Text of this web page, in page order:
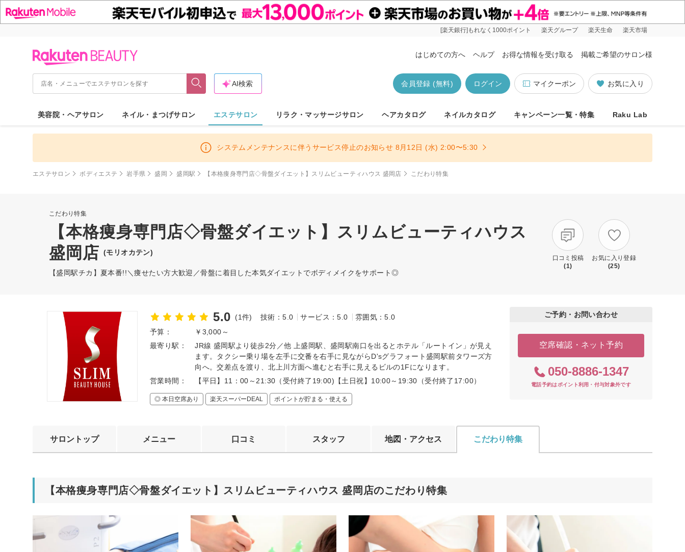
[楽天銀行]もれなく1000ポイント 楽天グループ 楽天生命 楽天市場
はじめての方へ ヘルプ お得な情報を受け取る 掲載ご希望のサロン様
お気に入り
マイクーポン
ログイン
会員登録 (無料)
AI検索
美容院・ヘアサロン ネイル・まつげサロン エステサロン リラク・マッサージサロン ヘアカタログ ネイルカタログ キャンペーン一覧・特集 Raku Lab
システムメンテナンスに伴うサービス停止のお知らせ 8月12日 (水) 2:00〜5:30
エステサロン ボディエステ 岩手県 盛岡 盛岡駅 【本格痩身専門店◇骨盤ダイエット】スリムビューティハウス 盛岡店 こだわり特集
こだわり特集
【本格痩身専門店◇骨盤ダイエット】スリムビューティハウス
盛岡店 (モリオカテン)
【盛岡駅チカ】夏本番!!＼痩せたい方大歓迎／骨盤に着目した本気ダイエットでボディメイクをサポート◎
口コミ投稿
(1)
お気に入り登録
(25)
5.0 (1件) 技術：5.0 サービス：5.0
雰囲気：5.0
予算：
￥3,000～
最寄り駅：
JR線 盛岡駅より徒歩2分／他 上盛岡駅、盛岡駅南口を出るとホテル「ルートイン」が見え
ます。タクシー乗り場を左手に交番を右手に見ながらD'sグラフォート盛岡駅前タワーズ方
向へ。交差点を渡り、北上川方面へ進むと右手に見えるビルの1Fになります。
営業時間：
【平日】11：00～21:30（受付終了19:00)【土日祝】10:00～19:30（受付終了17:00）
◎ 本日空席あり 楽天スーパーDEAL ポイントが貯まる・使える
ご予約・お問い合わせ
空席確認・ネット予約
050-8886-1347
電話予約はポイント利用・付与対象外です
サロントップ メニュー 口コミ スタッフ 地図・アクセス こだわり特集
【本格痩身専門店◇骨盤ダイエット】スリムビューティハウス 盛岡店のこだわり特集